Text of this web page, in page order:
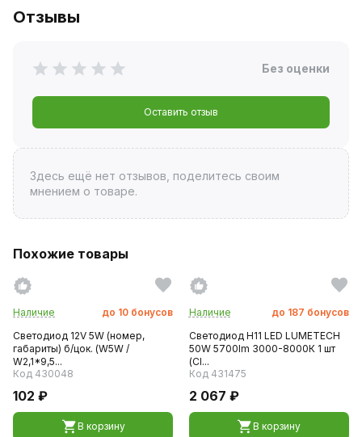
Отзывы
Без оценки
Оставить отзыв
Здесь ещё нет отзывов, поделитесь своим
мнением о товаре.
Похожие товары
Наличие до 10 бонусов
Светодиод 12V 5W (номер,
габариты) б/цок. (W5W /
W2,1*9,5...
Код 430048
102 ₽
В корзину
Наличие до 187 бонусов
Светодиод H11 LED LUMETECH
50W 5700lm 3000-8000К 1 шт
(Cl...
Код 431475
2 067 ₽
В корзину